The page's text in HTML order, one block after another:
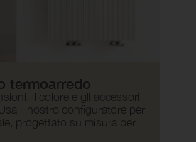
termoarredo
il colore e gli accessori
il nostro configuratore per
progettato su misura per